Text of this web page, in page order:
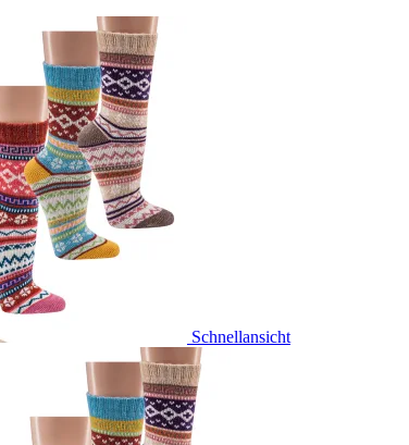
Schnellansicht